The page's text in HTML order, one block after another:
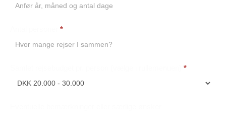
*
*